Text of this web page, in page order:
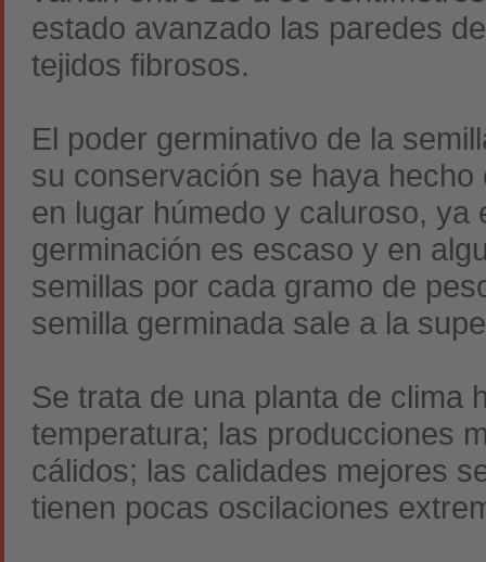
estado avanzado las paredes
tejidos fibrosos.
El poder germinativo de la
su conservación se haya
en lugar húmedo y caluroso,
germinación es escaso y en
semillas por cada gramo de
semilla germinada sale a la
Se trata de una planta de clima
temperatura; las producciones
cálidos; las calidades mejores
tienen pocas oscilaciones